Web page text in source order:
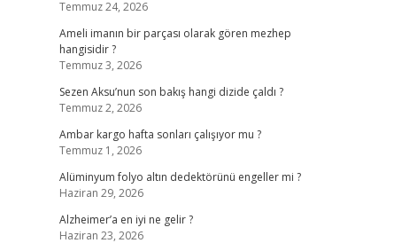
Temmuz 24, 2026
Ameli imanın bir parçası olarak gören mezhep
hangisidir ?
Temmuz 3, 2026
Sezen Aksu’nun son bakış hangi dizide çaldı ?
Temmuz 2, 2026
Ambar kargo hafta sonları çalışıyor mu ?
Temmuz 1, 2026
Alüminyum folyo altın dedektörünü engeller mi ?
Haziran 29, 2026
Alzheimer’a en iyi ne gelir ?
Haziran 23, 2026